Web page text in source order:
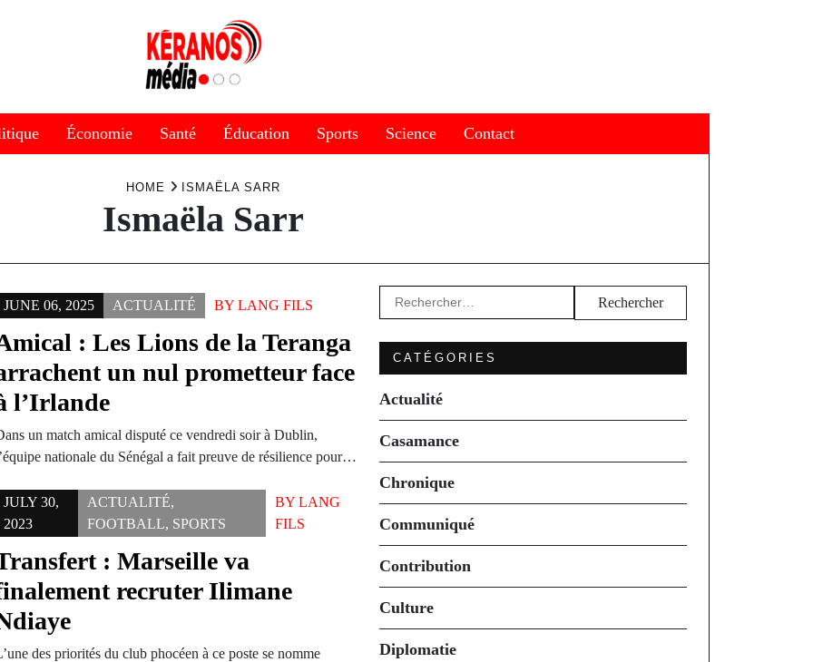
Économie Santé Éducation Sports Science Contact
HOME ISMAËLA SARR
Ismaëla Sarr
JUNE 06, 2025 ACTUALITÉ BY LANG FILS
: Les Lions de la Teranga
un nul prometteur face
l’Irlande
un match amical disputé ce vendredi soir à Dublin,
nationale du Sénégal a fait preuve de résilience pour…
JULY 30,
2023
ACTUALITÉ,
FOOTBALL, SPORTS
BY LANG
FILS
: Marseille va
recruter Ilimane
des priorités du club phocéen à ce poste se nomme
Rechercher :
CATÉGORIES
Actualité
Casamance
Chronique
Communiqué
Contribution
Culture
Diplomatie